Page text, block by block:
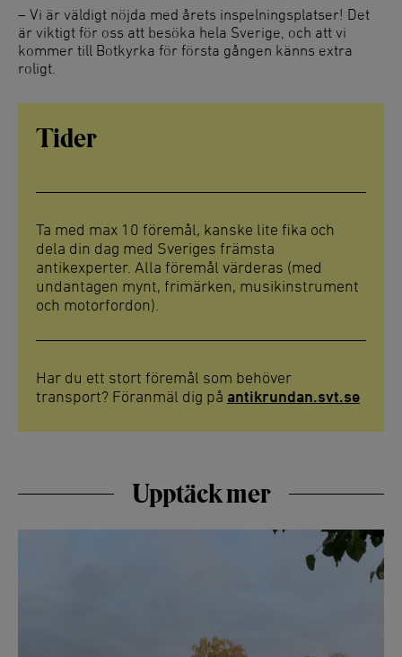
– Vi är väldigt nöjda med årets inspelningsplatser! Det
är viktigt för oss att besöka hela Sverige, och att vi
kommer till Botkyrka för första gången känns extra
roligt.
Tider
Ta med max 10 föremål, kanske lite fika och
dela din dag med Sveriges främsta
antikexperter. Alla föremål värderas (med
undantagen mynt, frimärken, musikinstrument
och motorfordon).
Har du ett stort föremål som behöver
transport? Föranmäl dig på antikrundan.svt.se
Upptäck mer